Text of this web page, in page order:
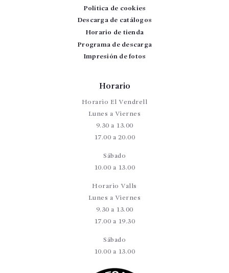
Política de cookies
Descarga de catálogos
Horario de tienda
Programa de descarga
Impresión de fotos
Horario
Horario El Vendrell
Lunes a Viernes
9.30 a 13.00
17.00 a 20.00
Sábado
10.00 a 13.00
Horario Valls
Lunes a Viernes
9.30 a 13.00
17.00 a 19.30
Sábado
10.00 a 13.00